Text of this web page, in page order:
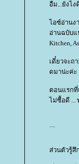
อืม...ยังไง
ไอซ์อ่านง
อ่านฉบับแ
Kitchen,
เดี๋ยวจะถ
ดมาน่ะค่ะ
ตอนแรกที่
ไม่ซื้อดี ...
....
ส่วนตัวรู้สึ